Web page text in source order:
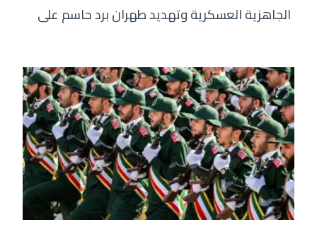
الجاهزية العسكرية وتهديد طهران برد حاسم على